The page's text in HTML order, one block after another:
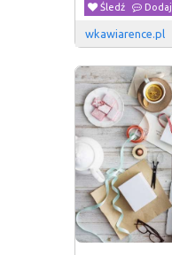
Śledź
Dodaj
wkawiarence.pl